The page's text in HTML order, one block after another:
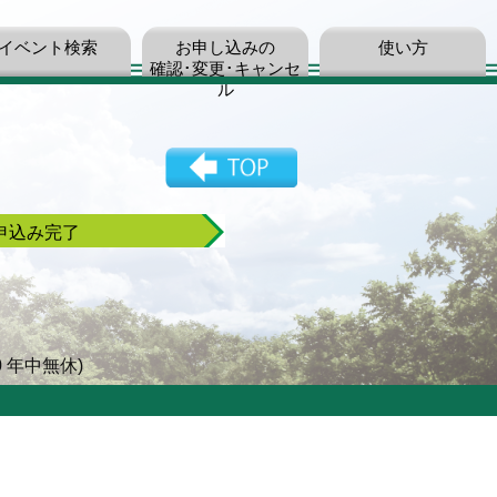
ベント検索
お申し込みの
確認･変更･キャンセ
ル
使い方
込み完了
年中無休)